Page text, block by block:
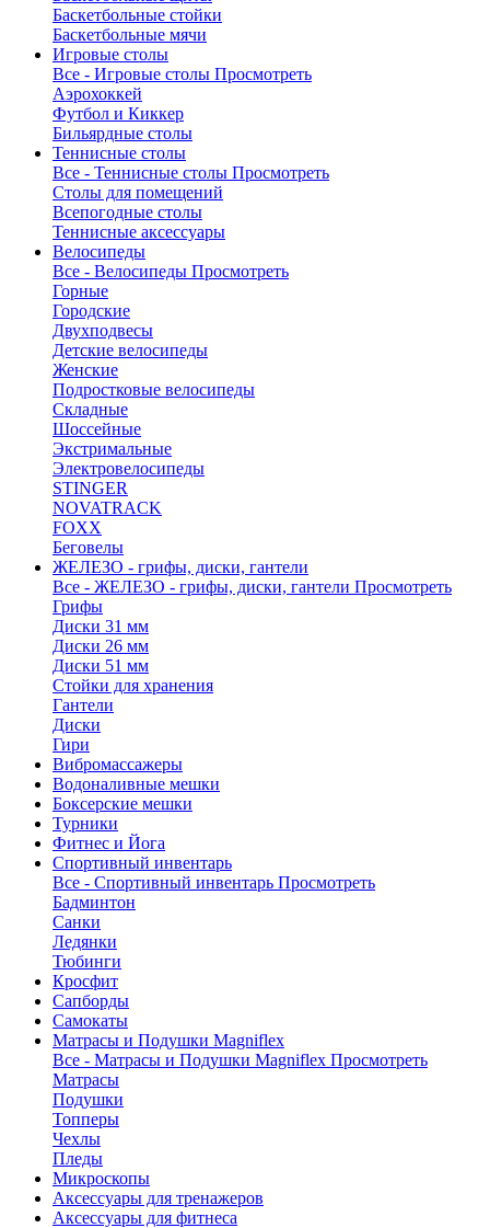
Баскетбольные стойки
Баскетбольные мячи
Игровые столы
Все - Игровые столы Просмотреть
Аэрохоккей
Футбол и Киккер
Бильярдные столы
Теннисные столы
Все - Теннисные столы Просмотреть
Столы для помещений
Всепогодные столы
Теннисные аксессуары
Велосипеды
Все - Велосипеды Просмотреть
Горные
Городские
Двухподвесы
Детские велосипеды
Женские
Подростковые велосипеды
Складные
Шоссейные
Экстримальные
Электровелосипеды
STINGER
NOVATRACK
FOXX
Беговелы
ЖЕЛЕЗО - грифы, диски, гантели
Все - ЖЕЛЕЗО - грифы, диски, гантели Просмотреть
Грифы
Диски 31 мм
Диски 26 мм
Диски 51 мм
Стойки для хранения
Гантели
Диски
Гири
Вибромассажеры
Водоналивные мешки
Боксерские мешки
Турники
Фитнес и Йога
Спортивный инвентарь
Все - Спортивный инвентарь Просмотреть
Бадминтон
Санки
Ледянки
Тюбинги
Кросфит
Сапборды
Самокаты
Матрасы и Подушки Magniflex
Все - Матрасы и Подушки Magniflex Просмотреть
Матрасы
Подушки
Топперы
Чехлы
Пледы
Микроскопы
Аксессуары для тренажеров
Аксессуары для фитнеса